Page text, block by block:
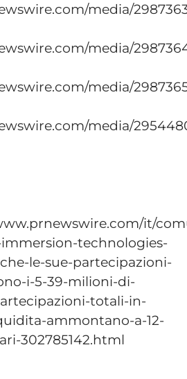
media/
media/
media/
media/
it/
technologies-
le-sue-partecipazioni-
i-5-39-milioni-di-
totali-in-
ammontano-a-12-
302785142.html